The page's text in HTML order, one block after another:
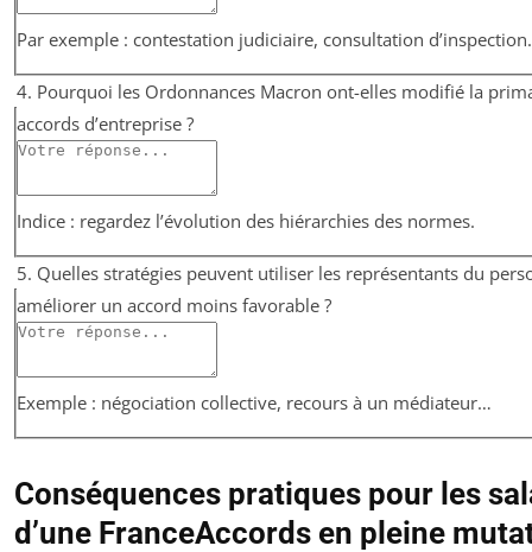
Par exemple : contestation judiciaire, consultation
4. Pourquoi les Ordonnances Macron ont-elles modifié la
accords d’entreprise ?
Indice : regardez l’évolution des hiérarchies des normes.
5. Quelles stratégies peuvent utiliser les représentants du
améliorer un accord moins favorable ?
Exemple : négociation collective, recours à un médiateur…
Conséquences pratiques pour les
d’une FranceAccords en pleine